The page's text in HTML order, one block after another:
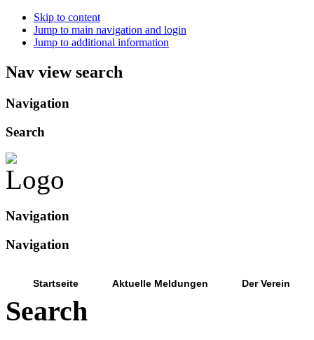
Skip to content
Jump to main navigation and login
Jump to additional information
Nav view search
Navigation
Search
Navigation
Navigation
Startseite Aktuelle Meldungen Der Verein
Search